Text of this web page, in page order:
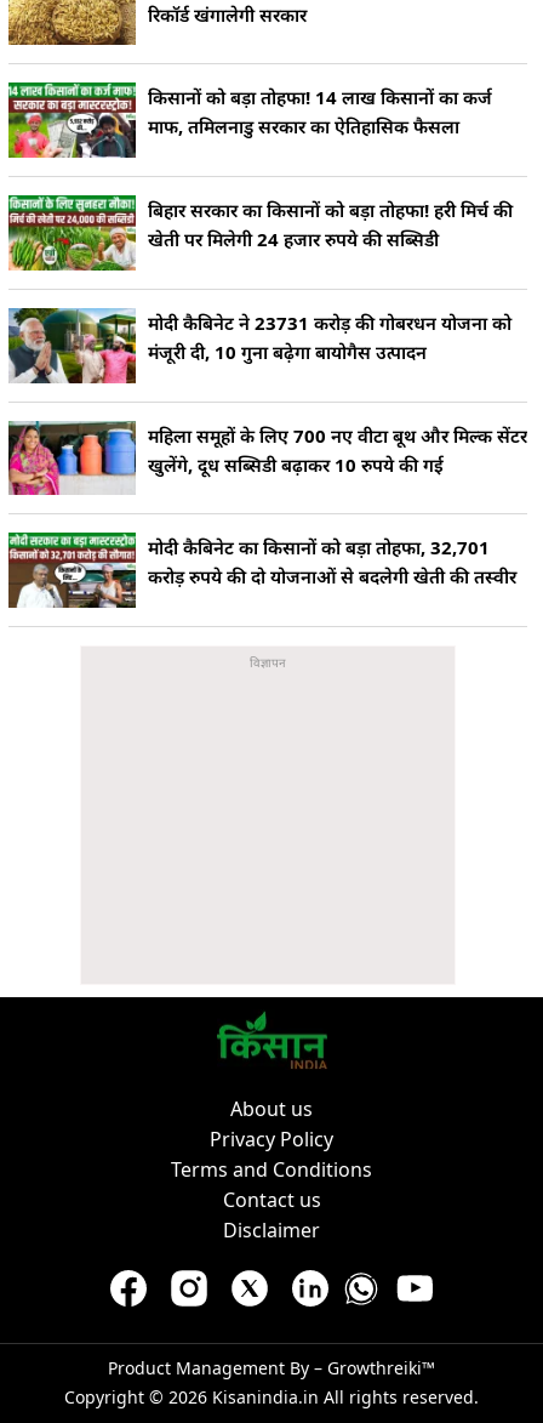
रिकॉर्ड खंगालेगी सरकार
किसानों को बड़ा तोहफा! 14 लाख किसानों का कर्ज
माफ, तमिलनाडु सरकार का ऐतिहासिक फैसला
बिहार सरकार का किसानों को बड़ा तोहफा! हरी मिर्च की
खेती पर मिलेगी 24 हजार रुपये की सब्सिडी
मोदी कैबिनेट ने 23731 करोड़ की गोबरधन योजना को
मंजूरी दी, 10 गुना बढ़ेगा बायोगैस उत्पादन
महिला समूहों के लिए 700 नए वीटा बूथ और मिल्क सेंटर
खुलेंगे, दूध सब्सिडी बढ़ाकर 10 रुपये की गई
मोदी कैबिनेट का किसानों को बड़ा तोहफा, 32,701
करोड़ रुपये की दो योजनाओं से बदलेगी खेती की तस्वीर
About us
Privacy Policy
Terms and Conditions
Contact us
Disclaimer
Product Management By – Growthreiki™
Copyright © 2026 Kisanindia.in All rights reserved.